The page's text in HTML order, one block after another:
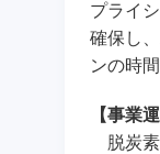
プライ
確保し
ンの時
【事業
脱炭素